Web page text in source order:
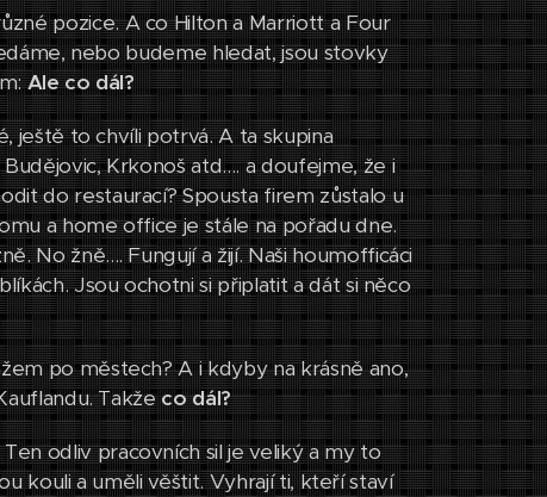
pozice. A co Hilton a Marriott a Four
nebo budeme hledat, jsou stovky
Ale co dál?
ještě to chvíli potrvá. A ta skupina
Krkonoš atd.... a doufejme, že i
do restaurací? Spousta firem zůstalo u
a home office je stále na pořadu dne.
No žně.... Fungují a žijí. Naši houmofficáci
Jsou ochotni si připlatit a dát si něco
po městech? A i kdyby na krásně ano,
Takžeco dál?
odliv pracovních sil je veliký a my to
kouli a uměli věštit. Vyhrají ti, kteří staví